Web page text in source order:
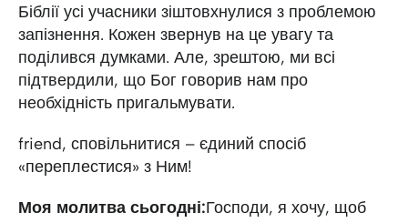
Біблії усі учасники зіштовхнулися з проблемою
запізнення. Кожен звернув на це увагу та
поділився думками. Але, зрештою, ми всі
підтвердили, що Бог говорив нам про
необхідність пригальмувати.
friend, сповільнитися – єдиний спосіб
«переплестися» з Ним!
Моя молитва сьогодні:Господи, я хочу, щоб